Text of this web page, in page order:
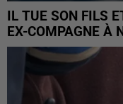
IL TUE SON FILS
EX-COMPAGNE À